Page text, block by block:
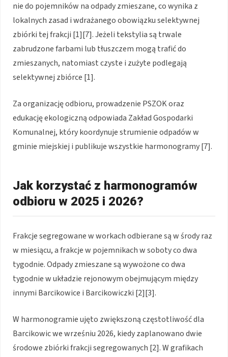
nie do pojemników na odpady zmieszane, co wynika z
lokalnych zasad i wdrażanego obowiązku selektywnej
zbiórki tej frakcji [1][7]. Jeżeli tekstylia są trwale
zabrudzone farbami lub tłuszczem mogą trafić do
zmieszanych, natomiast czyste i zużyte podlegają
selektywnej zbiórce [1].
Za organizację odbioru, prowadzenie PSZOK oraz
edukację ekologiczną odpowiada Zakład Gospodarki
Komunalnej, który koordynuje strumienie odpadów w
gminie miejskiej i publikuje wszystkie harmonogramy [7].
Jak korzystać z harmonogramów
odbioru w 2025 i 2026?
Frakcje segregowane w workach odbierane są w środy raz
w miesiącu, a frakcje w pojemnikach w soboty co dwa
tygodnie. Odpady zmieszane są wywożone co dwa
tygodnie w układzie rejonowym obejmującym między
innymi Barcikowice i Barcikowiczki [2][3].
W harmonogramie ujęto zwiększoną częstotliwość dla
Barcikowic we wrześniu 2026, kiedy zaplanowano dwie
środowe zbiórki frakcji segregowanych [2]. W grafikach